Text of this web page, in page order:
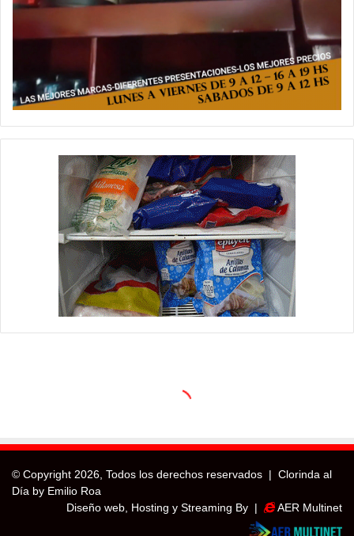
© Copyright 2026, Todos los derechos reservados | Clorinda al
Día by Emilio Roa
Diseño web, Hosting y Streaming By |
AER Multinet